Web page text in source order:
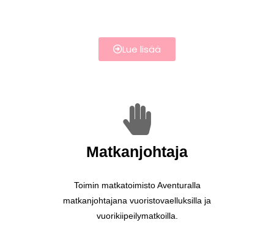
Lue lisää
Matkanjohtaja
Toimin matkatoimisto Aventuralla
matkanjohtajana vuoristovaelluksilla ja
vuorikiipeilymatkoilla.